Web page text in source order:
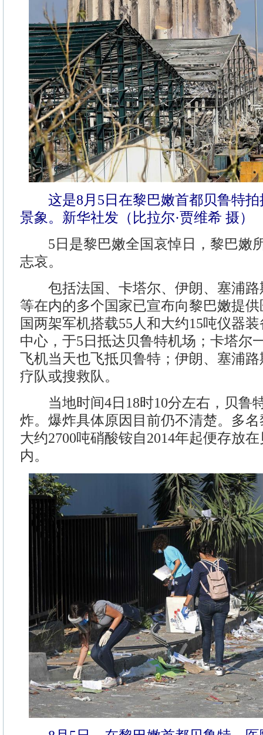
这是8月5日在黎巴嫩首都贝鲁特拍
景象。新华社发（比拉尔·贾维希 摄）
5日是黎巴嫩全国哀悼日，黎巴嫩
志哀。
包括法国、卡塔尔、伊朗、塞浦路
等在内的多个国家已宣布向黎巴嫩提
国两架军机搭载55人和大约15吨仪器
中心，于5日抵达贝鲁特机场；卡塔尔
飞机当天也飞抵贝鲁特；伊朗、塞浦
疗队或搜救队。
当地时间4日18时10分左右，贝鲁
炸。爆炸具体原因目前仍不清楚。多
大约2700吨硝酸铵自2014年起便存放
内。